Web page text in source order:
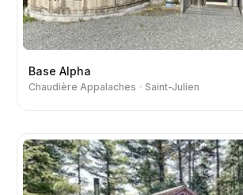
Base Alpha
Chaudière Appalaches Saint-Julien